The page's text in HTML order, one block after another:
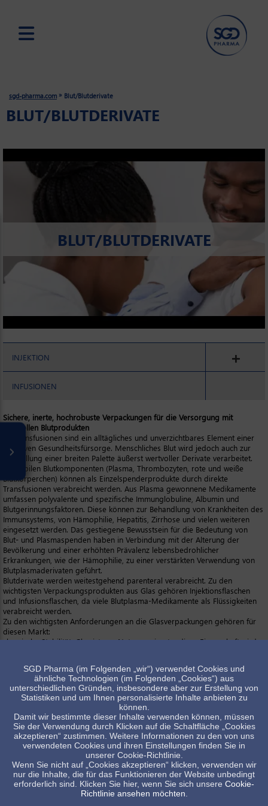
content
sgd-pharma.com » Blut/Blutderivate
BLUT/BLUTDERIVATE
BLUT/BLUTDERIVATE
INJEKTION
INFUSIONEN
Sichere, inerte, hochrobuste Verpackungen für die Versorgung mit
wertvollen Blutprodukten
Bluttransfusionen sind ein alltägliches und unverzichtbares Element einer
effektiven Gesundheitsfürsorge. Menschliches Blut wird jedoch auch zur
Herstellung einer breiten Palette äußerst wertvoller Derivate verarbeitet.
Alle labilen Blutkomponenten (Plasma, Thrombozyten, rote und weiße
Blutkörperchen) können als Einzelspenderprodukte durch direkte
Transfusionen verabreicht werden. Aus Plasma gewonnene Medikamente
umfassen polyvalente und spezifische Immunglobuline, Albumin und
Blutgerinnungsfaktoren. Diese können zur Behandlung von Krankheiten des
Immunsystems, von Hämophilie, Hepatitis, Zirrhose und vielen weiteren
eingesetzt werden. Das gestiegene Bewusstsein für die Bedeutung von
Blut- und Plasmaspenden haben in Verbindung mit der Alterung der
Bevölkerung und einer erhöhten Prävalenz lebensbedrohlicher
Erkrankungen, wie der Hämophilie, zu einer verstärkten Verwendung von
Blutplasmaderivaten geführt.
Blutderivate werden weitestgehend parenteral verabreicht. Zu den
wichtigsten Verpackungsprodukten aus Glas gehören Injektionsflaschen
und Infusionsflaschen, da viele Blutplasma-Medikamente als Flüssigkeiten
verabreicht werden.
Zu den wichtigsten Anforderungen an die Glasverpackungen gehören für
diesen Markt:
chemische Stabilität: Glas ist von Natur aus inert – diese Eigenschaft wird
Lebenszyklus des Medikaments (von der Herstellung bis zur Verabreichung
durch das Pflegepersonal)
hervorragende Widerstandsfähigkeit bei Temperaturschwankungen
ausgereifte Einfüll- und Verschlusstechnologie, hohe Integrität des
Behälterverschlusses (CCI)
SGD Pharma bietet ein breites Sortiment an geeigneten Glasflaschen an. All
diese Produkte wurden speziell für die hohen Anforderungen von
Blutderivatprodukten und die mit ihrer Lieferung verbundenen Abfüll- und
Veredelungsprozesse entwickelt. Diese Produkte begründen unseren
hervorragenden Ruf und unseren Status als bevorzugter Lieferant der
Branchenführer. Dabei stehen dem Kunden bei SGD Pharma alle Glasarten,
zur Verfügung, die üblicherweise in der Pharmaindustrie eingesetz werden:
Typ I Glas (Borosilikatglas), Typ II Glas (Kalk Natron Glas mit
SGD Pharma (im Folgenden „wir“) verwendet Cookies und
ähnliche Technologien (im Folgenden „Cookies“) aus
unterschiedlichen Gründen, insbesondere aber zur Erstellung von
Statistiken und um Ihnen personalisierte Inhalte anbieten zu
können.
Damit wir bestimmte dieser Inhalte verwenden können, müssen
Sie der Verwendung durch Klicken auf die Schaltfläche „Cookies
akzeptieren“ zustimmen. Weitere Informationen zu den von uns
verwendeten Cookies und ihren Einstellungen finden Sie in
unserer Cookie-Richtlinie.
Wenn Sie nicht auf „Cookies akzeptieren“ klicken, verwenden wir
nur die Inhalte, die für das Funktionieren der Website unbedingt
erforderlich sind. Klicken Sie hier, wenn Sie sich unsere Cookie-
Richtlinie ansehen möchten